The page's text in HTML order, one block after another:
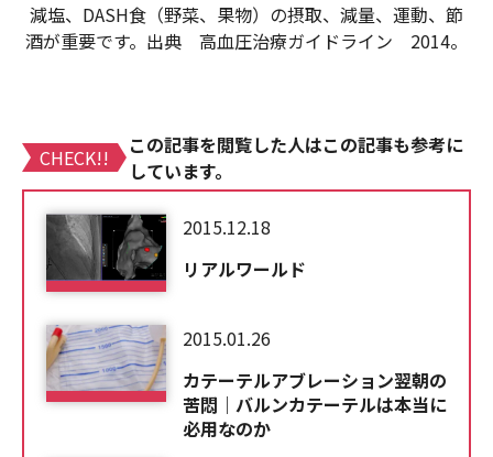
減塩、DASH食（野菜、果物）の摂取、減量、運動、節
酒が重要です。出典 高血圧治療ガイドライン 2014。
CHECK!!
この記事を閲覧した人はこの記事も参考に
しています。
2015.12.18
リアルワールド
2015.01.26
カテーテルアブレーション翌朝の
苦悶｜バルンカテーテルは本当に
必用なのか